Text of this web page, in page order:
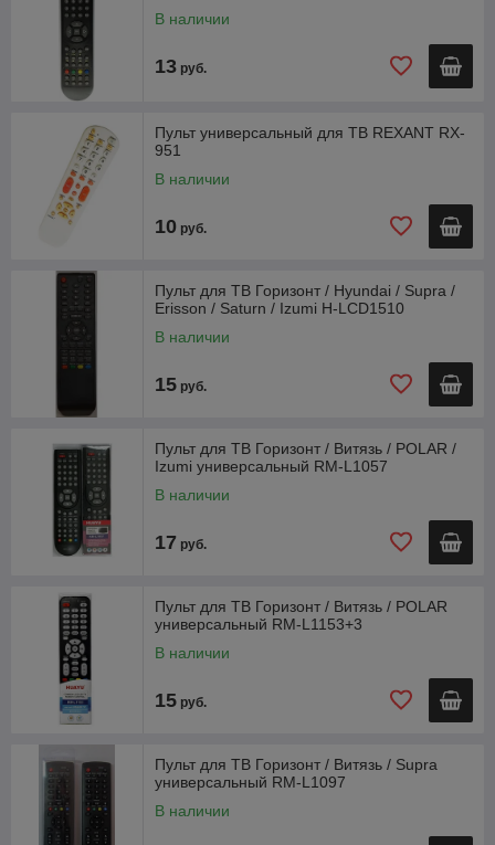
В наличии
13 руб.
Пульт универсальный для ТВ REXANT RX-
951
В наличии
10 руб.
Пульт для ТВ Горизонт / Hyundai / Supra /
Erisson / Saturn / Izumi H-LCD1510
В наличии
15 руб.
Пульт для ТВ Горизонт / Витязь / POLAR /
Izumi универсальный RM-L1057
В наличии
17 руб.
Пульт для ТВ Горизонт / Витязь / POLAR
универсальный RM-L1153+3
В наличии
15 руб.
Пульт для ТВ Горизонт / Витязь / Supra
универсальный RM-L1097
В наличии